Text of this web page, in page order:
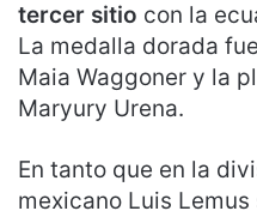
tercer sitio con la
La medalla dorada
Maia Waggoner y la
Maryury Urena.
En tanto que en la
mexicano Luis